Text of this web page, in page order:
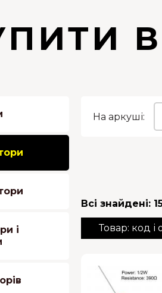
і
На аркуші:
Всі знайдені:
Товар: код і